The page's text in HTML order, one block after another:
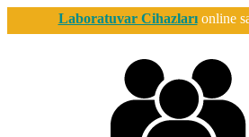
Laboratuvar Cihazlarıonline